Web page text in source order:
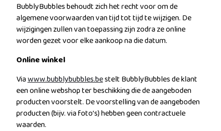
BubblyBubbles behoudt zich het recht voor om de
algemene voorwaarden van tijd tot tijd te wijzigen. De
wijzigingen zullen van toepassing zijn zodra ze online
worden gezet voor elke aankoop na die datum.
Online winkel
Viawww.bubblybubbles.bestelt BubblyBubbles de klant
een online webshop ter beschikking die de aangeboden
producten voorstelt. De voorstelling van de aangeboden
producten (bijv. via foto’s) hebben geen contractuele
waarden.